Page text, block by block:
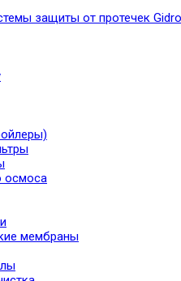
защиты от протечек
осмоса
мембраны